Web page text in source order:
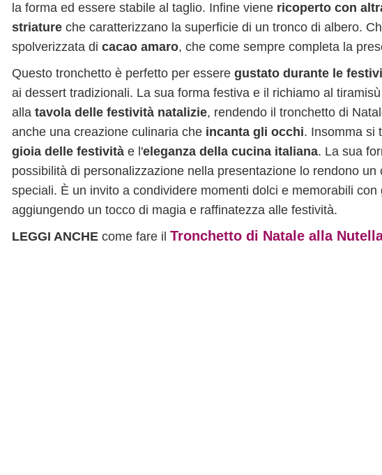
la forma ed essere stabile al taglio. Infine viene ricoperto con
striature che caratterizzano la superficie di un tronco di albero.
spolverizzata di cacao amaro, che come sempre completa la
Questo tronchetto è perfetto per essere gustato durante le
ai dessert tradizionali. La sua forma festiva e il richiamo al
alla tavola delle festività natalizie, rendendo il tronchetto di
anche una creazione culinaria che incanta gli occhi. Insomma si
gioia delle festività e l'eleganza della cucina italiana. La sua
possibilità di personalizzazione nella presentazione lo rendono
speciali. È un invito a condividere momenti dolci e memorabili
aggiungendo un tocco di magia e raffinatezza alle festività.
LEGGI ANCHE come fare il Tronchetto di Natale alla